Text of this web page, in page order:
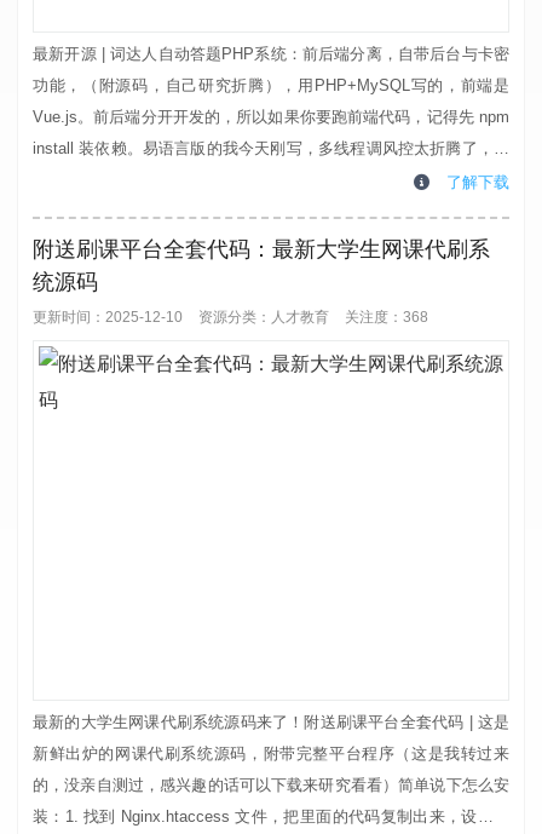
最新开源 | 词达人自动答题PHP系统：前后端分离，自带后台与卡密
功能，（附源码，自己研究折腾），用PHP+MySQL写的，前端是
Vue.js。前后端分开开发的，所以如果你要跑前端代码，记得先 npm
install 装依赖。易语言版的我今天刚写，多线程调风控太折腾了，我
这网课也上得稀里糊涂……算了，直接开源，大家拿去玩吧。目前功
包管理这些。安装与配置要点1. 刷题监控地址 &nb...
了解下载
附送刷课平台全套代码：最新大学生网课代刷系
统源码
更新时间：2025-12-10 资源分类： 人才教育 关注度：368
最新的大学生网课代刷系统源码来了！附送刷课平台全套代码 | 这是
新鲜出炉的网课代刷系统源码，附带完整平台程序（这是我转过来
的，没亲自测过，感兴趣的话可以下载来研究看看）简单说下怎么安
装：1. 找到 Nginx.htaccess 文件，把里面的代码复制出来，设置成